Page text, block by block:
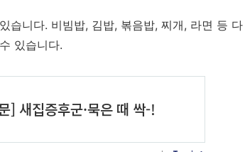
습니다. 비빔밥, 김밥, 볶음밥, 찌개, 라면 등 다
있습니다.